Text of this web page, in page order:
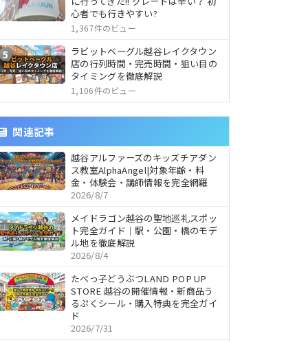
心者でも行きやすい?
1,367件のビュー
5
ラビットベーグル越谷レイクタウン
店の行列時間・完売時間・狙い目の
タイミングを徹底解説
1,106件のビュー
関連記事
越谷アルファーズのキッズチアダン
ス教室AlphaAngel|対象年齢・料
金・体験会・講師情報を完全網羅
2026/8/7
メイドラゴン越谷の聖地巡礼スポッ
ト完全ガイド｜駅・公園・橋のモデ
ル地を徹底解説
2026/8/4
たべっ子どうぶつLAND POP UP
STORE 越谷の開催情報・新商品う
るぷくシール・購入特典を完全ガイ
ド
2026/7/31